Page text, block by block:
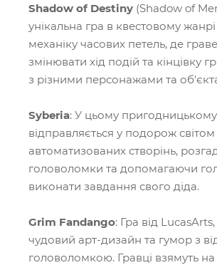
Shadow of Destiny (Shadow of
унікальна гра в квестовому
механіку часових петель, де
змінювати хід подій та кінцівку
з різними персонажами та
Syberia: У цьому пригодницькому
відправляється у подорож
автоматизованих створінь,
головоломки та допомагаючи
виконати завдання свого діда.
Grim Fandango: Гра від
чудовий арт-дизайн та гумор з
головоломкою. Гравці взямуть